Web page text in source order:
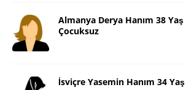
Almanya Derya Hanım 38 Yaş
Çocuksuz
İsviçre Yasemin Hanım 34 Yaş